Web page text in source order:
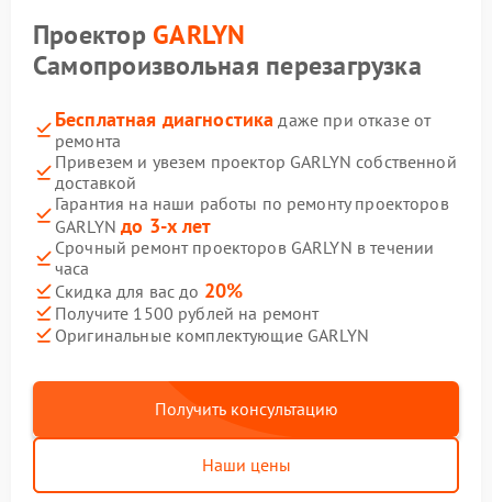
Проектор GARLYN
Самопроизвольная перезагрузка
Бесплатная диагностика даже при отказе от
ремонта
Привезем и увезем проектор GARLYN собственной
доставкой
Гарантия на наши работы по ремонту проекторов
GARLYNдо 3-х лет
Срочный ремонт проекторов GARLYN в течении
часа
Скидка для вас до 20%
Получите 1500 рублей на ремонт
Оригинальные комплектующие GARLYN
Получить консультацию
Наши цены